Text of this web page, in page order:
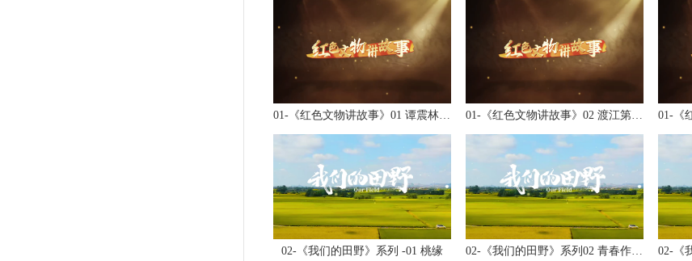
01-《红色文物讲故事》01 谭震林的线编草... 01-《红色文物讲故事》02 渡江第一船锦旗...
02-《我们的田野》系列 -01 桃缘 02-《我们的田野》系列02 青春作伴好还乡